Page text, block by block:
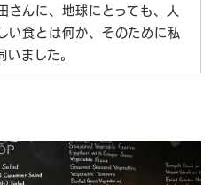
さんに、地球にとっても、人
い食とは何か、そのために私
いました。